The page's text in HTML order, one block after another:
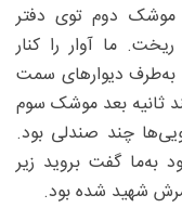
موشک دوم توی دفتر
ما آوار را کنار
به‌طرف دیوارهای سمت
ثانیه بعد موشک سوم
چند صندلی بود.
به‌ما گفت بروید زیر
شهید شده بود.